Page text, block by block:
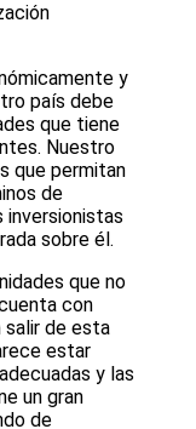
y
país debe
que tiene
Nuestro
que permitan
de
inversionistas
sobre él.
que no
con
salir de esta
estar
y las
un gran
de